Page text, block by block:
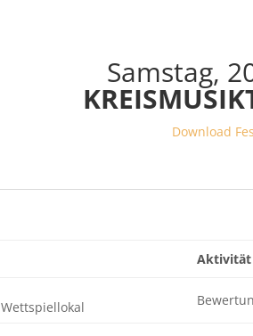
Samstag,
Download
Aktivität
Wettspiellokal